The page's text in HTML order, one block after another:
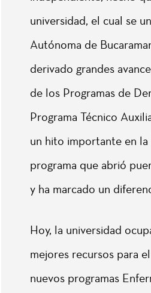
universidad, el cual se
Autónoma de
derivado grandes
de los Programas de
Programa Técnico
un hito importante en
programa que abrió
y ha marcado un
Hoy, la universidad
mejores recursos para
nuevos programas